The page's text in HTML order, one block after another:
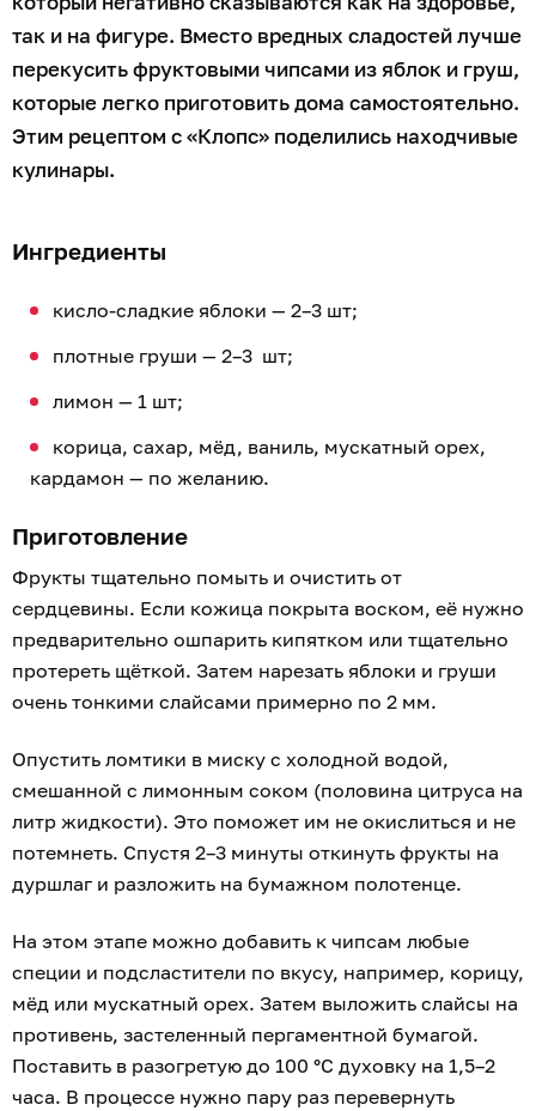
так и на фигуре. Вместо вредных сладостей лучше
перекусить фруктовыми чипсами из яблок и груш,
которые легко приготовить дома самостоятельно.
Этим рецептом с «Клопс» поделились находчивые
кулинары.
Ингредиенты
кисло-сладкие яблоки — 2–3 шт;
плотные груши — 2–3 шт;
лимон — 1 шт;
корица, сахар, мёд, ваниль, мускатный орех,
кардамон — по желанию.
Приготовление
Фрукты тщательно помыть и очистить от
сердцевины. Если кожица покрыта воском, её нужно
предварительно ошпарить кипятком или тщательно
протереть щёткой. Затем нарезать яблоки и груши
очень тонкими слайсами примерно по 2 мм.
Опустить ломтики в миску с холодной водой,
смешанной с лимонным соком (половина цитруса на
литр жидкости). Это поможет им не окислиться и не
потемнеть. Спустя 2–3 минуты откинуть фрукты на
дуршлаг и разложить на бумажном полотенце.
На этом этапе можно добавить к чипсам любые
специи и подсластители по вкусу, например, корицу,
мёд или мускатный орех. Затем выложить слайсы на
противень, застеленный пергаментной бумагой.
Поставить в разогретую до 100 °С духовку на 1,5–2
часа. В процессе нужно пару раз перевернуть